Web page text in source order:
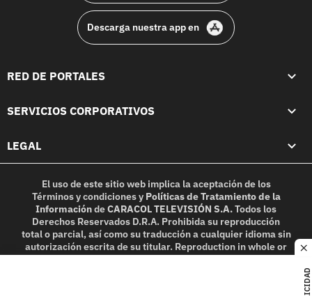
Descarga nuestra app en
RED DE PORTALES
SERVICIOS CORPORATIVOS
LEGAL
El uso de este sitio web implica la aceptación de los
Términos y condicionesy Políticas de Tratamiento de la
InformacióndeCARACOL TELEVISIÓN S.A.Todos los
Derechos Reservados D.R.A. Prohibida su reproducción
total o parcial, así como su traducción a cualquier idioma sin
autorización escrita de su titular. Reproduction in whole or